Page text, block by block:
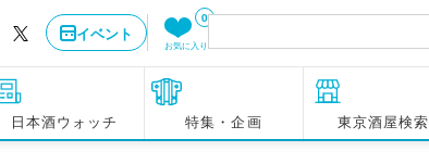
イベント
0
お気に入り
日本酒ウォッチ 特集・企画 東京酒屋検索